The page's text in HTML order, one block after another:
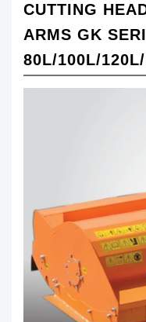
CUTTING
ARMS GK
80L/100L/